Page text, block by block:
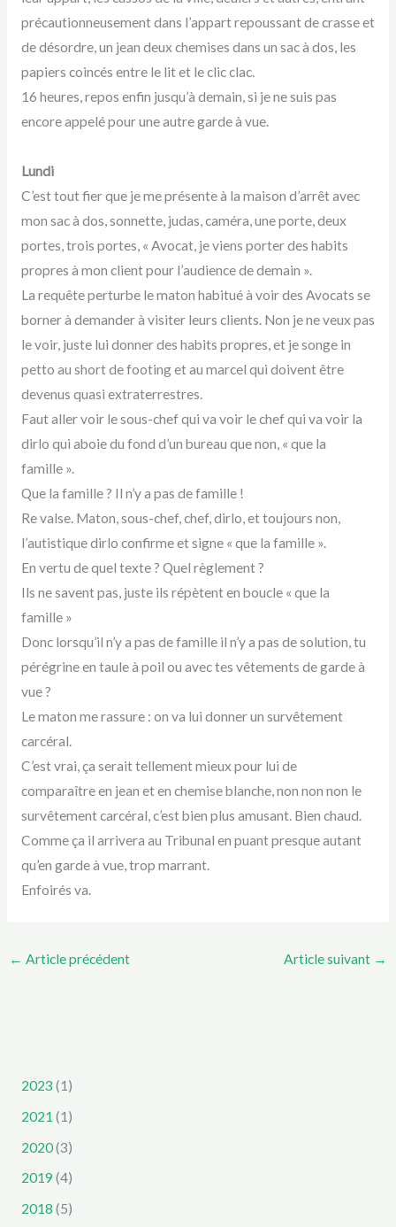
précautionneusement dans l’appart repoussant de crasse et
de désordre, un jean deux chemises dans un sac à dos, les
papiers coincés entre le lit et le clic clac.
16 heures, repos enfin jusqu’à demain, si je ne suis pas
encore appelé pour une autre garde à vue.
Lundi
C’est tout fier que je me présente à la maison d’arrêt avec
mon sac à dos, sonnette, judas, caméra, une porte, deux
portes, trois portes, « Avocat, je viens porter des habits
propres à mon client pour l’audience de demain ».
La requête perturbe le maton habitué à voir des Avocats se
borner à demander à visiter leurs clients. Non je ne veux pas
le voir, juste lui donner des habits propres, et je songe in
petto au short de footing et au marcel qui doivent être
devenus quasi extraterrestres.
Faut aller voir le sous-chef qui va voir le chef qui va voir la
dirlo qui aboie du fond d’un bureau que non, « que la
famille ».
Que la famille ? Il n’y a pas de famille !
Re valse. Maton, sous-chef, chef, dirlo, et toujours non,
l’autistique dirlo confirme et signe « que la famille ».
En vertu de quel texte ? Quel règlement ?
Ils ne savent pas, juste ils répètent en boucle « que la
famille »
Donc lorsqu’il n’y a pas de famille il n’y a pas de solution, tu
pérégrine en taule à poil ou avec tes vêtements de garde à
vue ?
Le maton me rassure : on va lui donner un survêtement
carcéral.
C’est vrai, ça serait tellement mieux pour lui de
comparaître en jean et en chemise blanche, non non non le
survêtement carcéral, c’est bien plus amusant. Bien chaud.
Comme ça il arrivera au Tribunal en puant presque autant
qu’en garde à vue, trop marrant.
Enfoirés va.
← Article précédent Article suivant →
2023 (1)
2021 (1)
2020(3)
2019 (4)
2018 (5)